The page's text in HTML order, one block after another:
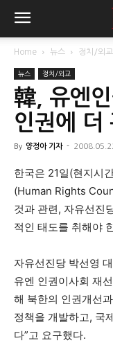
Home 뉴스 정치/외교
뉴스 정치/외교
韓, 유엔
인권에 더
By 양정아 기자 -
한국은 21일(현지시
(Human Rights
것과 관련, 자유선진
적인 태도를 취해야
자유선진당 박선영
유엔 인권이사회 재
해 북한의 인권개선
정책을 개발하고, 국
다”고 요구했다.